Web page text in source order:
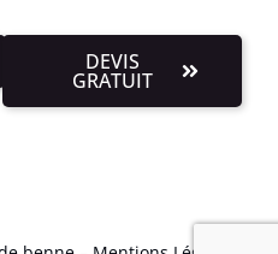
DEVIS
GRATUIT